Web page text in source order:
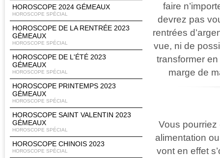
HOROSCOPE 2024 GÉMEAUX
HOROSCOPE SPÉCIAL
HOROSCOPE DE LA RENTRÉE 2023
GÉMEAUX
HOROSCOPE SPÉCIAL
HOROSCOPE DE L'ÉTÉ 2023
GÉMEAUX
HOROSCOPE SPÉCIAL
HOROSCOPE PRINTEMPS 2023
GÉMEAUX
HOROSCOPE SPÉCIAL
HOROSCOPE SAINT VALENTIN 2023
GÉMEAUX
HOROSCOPE SPÉCIAL
HOROSCOPE CHINOIS 2023
HOROSCOPE SPÉCIAL
faire
devrez pas
rentrées
vue, ni de
transformer
marge de
Vous
alimentation
vont en effet